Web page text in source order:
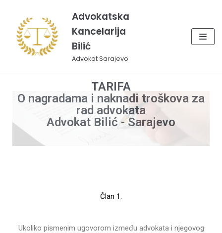
content
Advokatska
Kancelarija
Bilić
Advokat Sarajevo
TARIFA
O nagradama i naknadi troškova za
rad advokata
Advokat Bilić - Sarajevo
Član 1.
Ukoliko pismenim ugovorom između advokata i njegovog